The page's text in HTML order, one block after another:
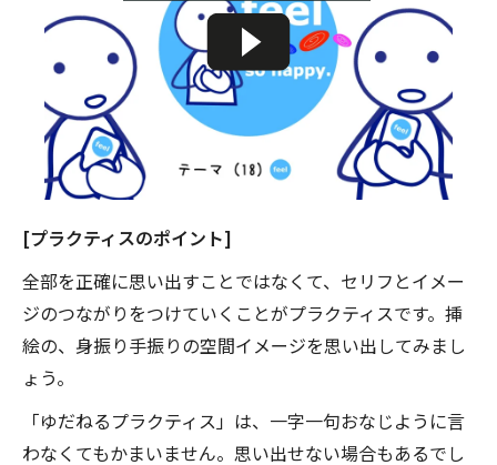
[プラクティスのポイント]
全部を正確に思い出すことではなくて、セリフとイメー
ジのつながりをつけていくことがプラクティスです。挿
絵の、身振り手振りの空間イメージを思い出してみまし
ょう。
「ゆだねるプラクティス」は、一字一句おなじように言
わなくてもかまいません。思い出せない場合もあるでし